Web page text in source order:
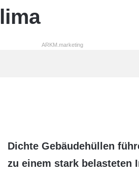
ARKM.marketing
Dichte Gebäudehüllen
zu einem stark belasteten